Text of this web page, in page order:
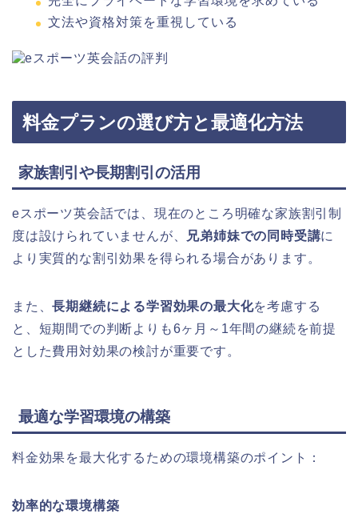
文法や資格対策を重視している
料金プランの選び方と最適化方法
家族割引や長期割引の活用
eスポーツ英会話では、現在のところ明確な家族割引制
度は設けられていませんが、
兄弟姉妹での同時受講に
より実質的な割引効果を得られる場合があります。
また、長期継続による学習効果の最大化を考慮する
と、短期間での判断よりも6ヶ月～1年間の継続を前提
とした費用対効果の検討が重要です。
最適な学習環境の構築
料金効果を最大化するための環境構築のポイント：
効率的な環境構築